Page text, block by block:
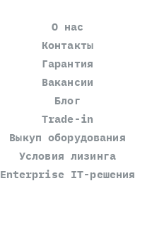
О нас
Контакты
Гарантия
Вакансии
Блог
Trade-in
Выкуп оборудования
Условия лизинга
Enterprise IT-решения